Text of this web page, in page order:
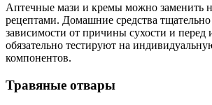
Аптечные мази и кремы можно заменить
рецептами. Домашние средства
зависимости от причины сухости и перед
обязательно тестируют на
компонентов.
Травяные отвары